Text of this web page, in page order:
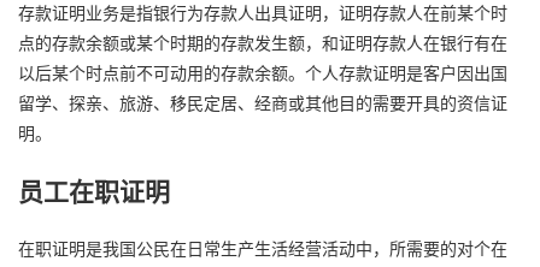
存款证明业务是指银行为存款人出具证明，证明存款人在前某个时
点的存款余额或某个时期的存款发生额，和证明存款人在银行有在
以后某个时点前不可动用的存款余额。个人存款证明是客户因出国
留学、探亲、旅游、移民定居、经商或其他目的需要开具的资信证
明。
员工在职证明
在职证明是我国公民在日常生产生活经营活动中，所需要的对个在